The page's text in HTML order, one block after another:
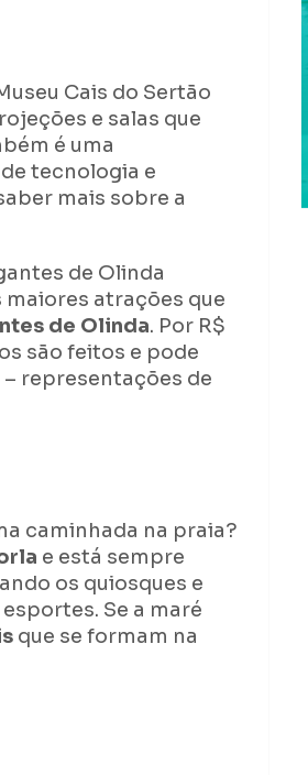
Cais do Sertão
e salas que
é uma
tecnologia e
mais sobre a
de Olinda
maiores atrações que
de Olinda. Por R$
são feitos e pode
representações de
caminhada na praia?
e está sempre
os quiosques e
Se a maré
que se formam na